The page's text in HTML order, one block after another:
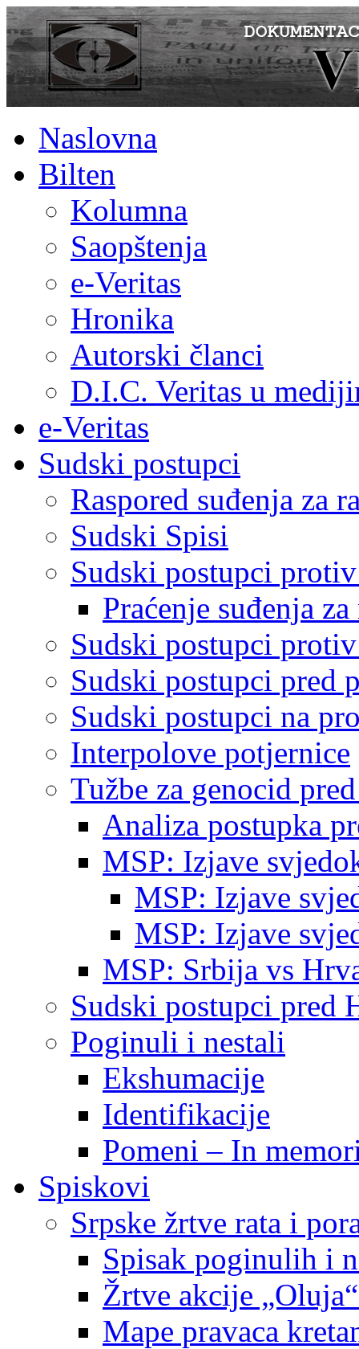
Naslovna
Bilten
Kolumna
Saopštenja
e-Veritas
Hronika
Autorski članci
D.I.C. Veritas u
e-Veritas
Sudski postupci
Raspored suđenja za
Sudski Spisi
Sudski postupci
Praćenje suđenja
Sudski postupci
Sudski postupci pred
Sudski postupci na
Interpolove potjernice
Tužbe za genocid
Analiza postupka
MSP: Izjave
MSP: Izjave
MSP: Izjave
MSP: Srbija vs
Sudski postupci pred
Poginuli i nestali
Ekshumacije
Identifikacije
Pomeni – In
Spiskovi
Srpske žrtve rata i
Spisak poginulih i
Žrtve akcije
Mape pravaca